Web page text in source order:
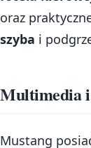
oraz
szyba i
Multimedia i
Mustang